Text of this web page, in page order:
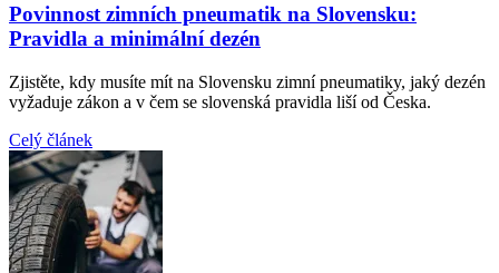
Povinnost zimních pneumatik na Slovensku:
Pravidla a minimální dezén
Zjistěte, kdy musíte mít na Slovensku zimní pneumatiky, jaký dezén
vyžaduje zákon a v čem se slovenská pravidla liší od Česka.
Celý článek